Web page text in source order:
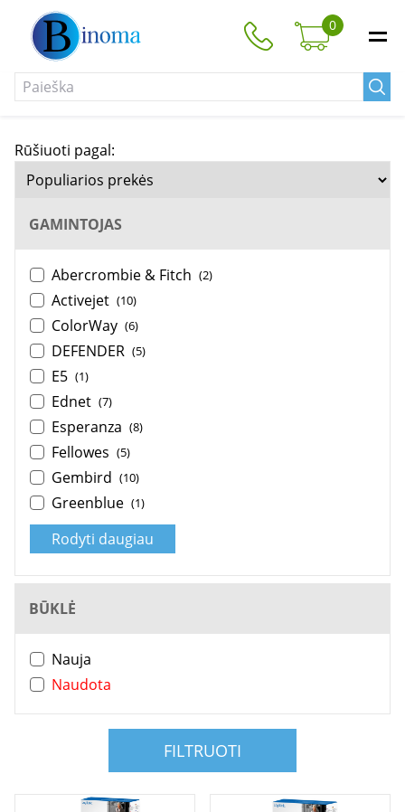
0
Rūšiuoti pagal:
GAMINTOJAS
Abercrombie & Fitch (2)
Activejet (10)
ColorWay (6)
DEFENDER (5)
E5 (1)
Ednet (7)
Esperanza (8)
Fellowes (5)
Gembird (10)
Greenblue (1)
Rodyti daugiau
BŪKLĖ
Nauja
Naudota
FILTRUOTI